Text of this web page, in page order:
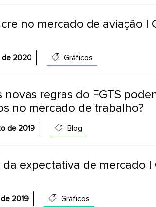
no mercado de aviação |
de 2020 Gráficos
novas regras do FGTS
no mercado de trabalho?
de 2019 Blog
expectativa de mercado |
2019 Gráficos